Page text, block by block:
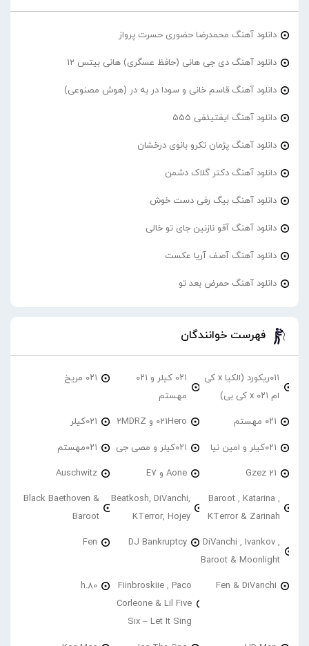
دانلود آهنگ محمدرضا حضورى حسرت پرواز
دانلود آهنگ دی جی هانی (حافظ عسگری) هانی بیتس 12
دانلود آهنگ قاسم خانی و سودا در به در (هوش مصنوعی)
دانلود آهنگ ایفتیئفی 555
دانلود آهنگ پژمان تکرو بانوی درخشان
دانلود آهنگ دکتر گلاک دشمن
دانلود آهنگ بیگ رفی دست خوش
دانلود آهنگ آفو نازنین جای تو خالی
دانلود آهنگ آصف آریا عکست
دانلود آهنگ حمرض بعد تو
فهرست خوانندگان
۰۱۱ریکورد (الکیا x کی
ام ۰۲۱ x کی بی)
۰۲۱ کیلر و ۰۲۱
مهستم
۰۲۱ مریخ
۰۲۱ مهستم 021Hero و 2MDRZ 021کیلر
۰۲۱کیلر و امین نیا ۰۲۱کیلر و مصی جی ۰۲۱مهستم
21 Gzez Aone و E7 Auschwitz
Baroot , Katarina ,
KTerror & Zarinah
Beatkosh, DiVanchi,
KTerror, Hojey
Black Baethoven &
Baroot
DiVanchi , Ivankov ,
Baroot & Moonlight
DJ Bankruptcy
Fen
Fen & DiVanchi
Fiinbroskiie , Paco
Corleone & Lil Five
Six – Let It Sing
h.80